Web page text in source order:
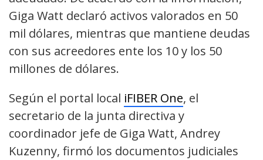
Giga Watt declaró activos valorados en 50
mil dólares, mientras que mantiene deudas
con sus acreedores ente los 10 y los 50
millones de dólares.
Según el portal local iFIBER One, el
secretario de la junta directiva y
coordinador jefe de Giga Watt, Andrey
Kuzenny, firmó los documentos judiciales